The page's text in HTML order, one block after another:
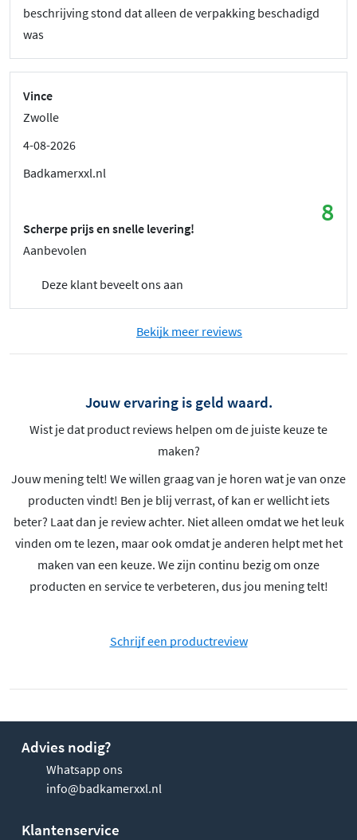
beschrijving stond dat alleen de verpakking beschadigd
was
Vince
Zwolle
4-08-2026
Badkamerxxl.nl
8
Scherpe prijs en snelle levering!
Aanbevolen
Deze klant beveelt ons aan
Bekijk meer reviews
Jouw ervaring is geld waard.
Wist je dat product reviews helpen om de juiste keuze te
maken?
Jouw mening telt! We willen graag van je horen wat je van onze
producten vindt! Ben je blij verrast, of kan er wellicht iets
beter? Laat dan je review achter. Niet alleen omdat we het leuk
vinden om te lezen, maar ook omdat je anderen helpt met het
maken van een keuze. We zijn continu bezig om onze
producten en service te verbeteren, dus jou mening telt!
Schrijf een productreview
Advies nodig?
Whatsapp ons
info@badkamerxxl.nl
Klantenservice